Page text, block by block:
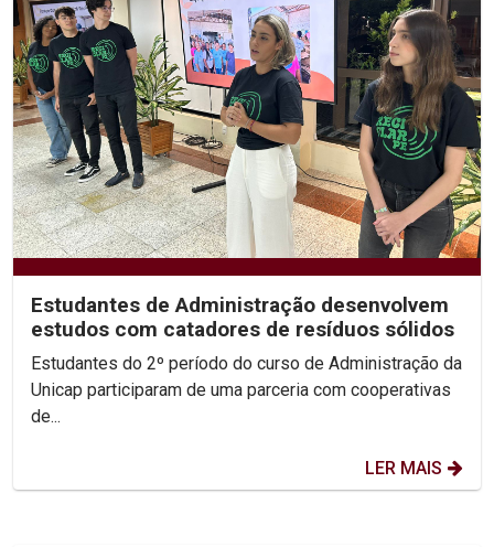
Estudantes de Administração desenvolvem
estudos com catadores de resíduos sólidos
Estudantes do 2º período do curso de Administração da
Unicap participaram de uma parceria com cooperativas
de...
LER MAIS